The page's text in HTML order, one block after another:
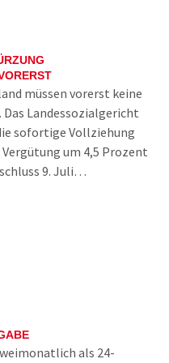
müssen vorerst keine
Landessozialgericht
sofortige Vollziehung
um 4,5 Prozent
9. Juli…
als 24-